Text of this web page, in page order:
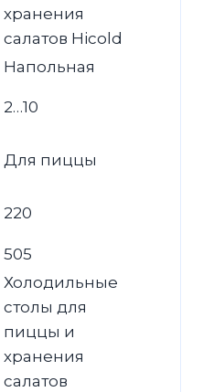
хранения
салатов Hicold
Напольная
2…10
Для пиццы
220
505
Холодильные
столы для
пиццы и
хранения
салатов